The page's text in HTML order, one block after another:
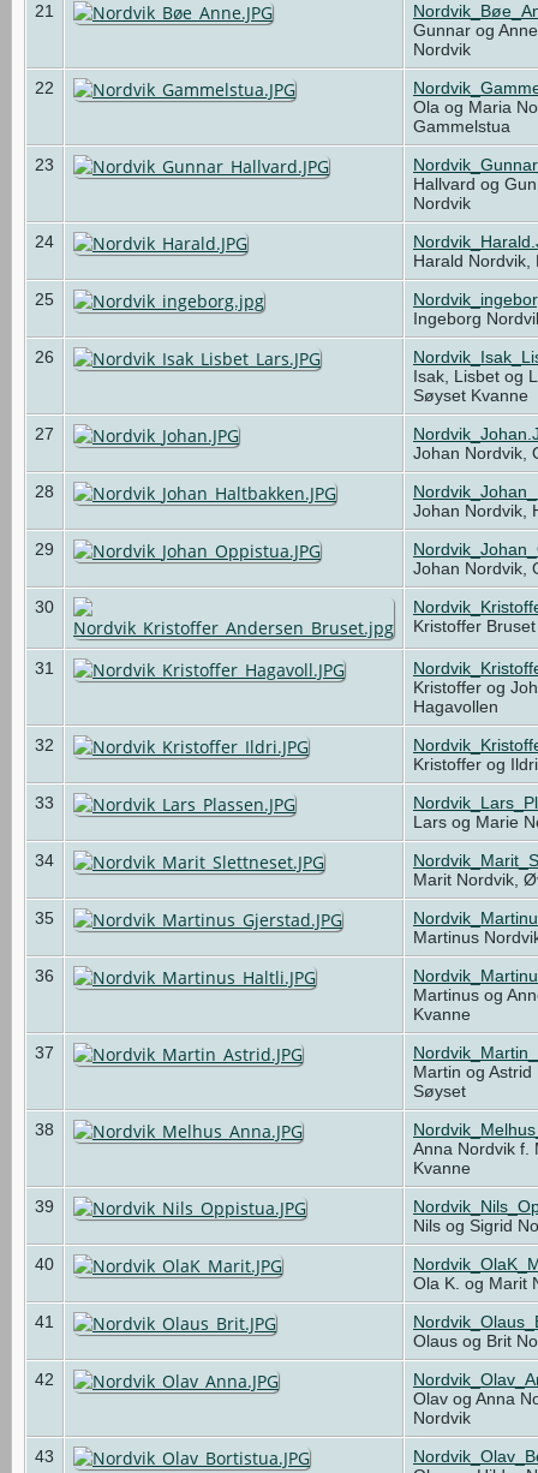
21
Gunnar og
Nordvik
22
Ola og Maria
Gammelstua
23
Hallvard og
Nordvik
24
Harald
25
Ingeborg
26
Isak, Lisbet og
Søyset Kvanne
27
Johan Nordvik,
28
Johan Nordvik,
29
Johan Nordvik,
30
Kristoffer
31
Kristoffer og
Hagavollen
32
Kristoffer og
33
Lars og Marie
34
Marit Nordvik,
35
Martinus
36
Martinus og
Kvanne
37
Martin og
Søyset
38
Anna Nordvik f.
Kvanne
39
Nils og Sigrid
40
Ola K. og Marit
41
Olaus og Brit
42
Olav og Anna
Nordvik
43